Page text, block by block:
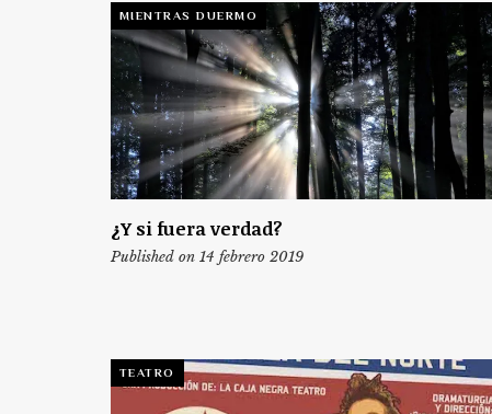
MIENTRAS DUERMO
¿Y si fuera verdad?
Published on 14 febrero 2019
TEATRO